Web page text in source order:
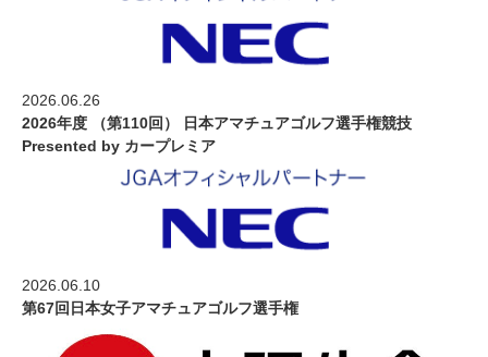
2026.06.26
2026年度 （第110回） 日本アマチュアゴルフ選手権競技
Presented by カープレミア
2026.06.10
第67回日本女子アマチュアゴルフ選手権